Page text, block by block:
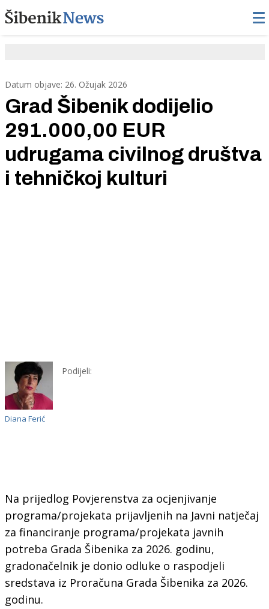
Datum objave: 26. Ožujak 2026
Grad Šibenik dodijelio
291.000,00 EUR
udrugama civilnog društva
i tehničkoj kulturi
Diana Ferić
Podijeli:
Na prijedlog Povjerenstva za ocjenjivanje
programa/projekata prijavljenih na Javni natječaj
za financiranje programa/projekata javnih
potreba Grada Šibenika za 2026. godinu,
gradonačelnik je donio odluke o raspodjeli
sredstava iz Proračuna Grada Šibenika za 2026.
godinu.